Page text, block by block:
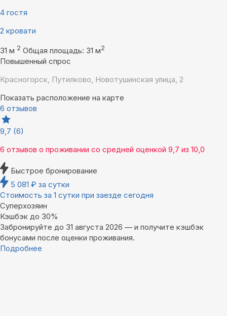
4 гостя
2 кровати
31 м 2 Общая площадь: 31 м2
Повышенный спрос
Красногорск, Путилково, Новотушинская улица, 2
Показать расположение на карте
6 отзывов
9,7 (6)
6 отзывов о проживании со средней оценкой 9,7 из 10,0
Быстрое бронирование
5 081 ₽ за сутки
Стоимость за 1 сутки при заезде сегодня
Суперхозяин
Кэшбэк до 30%
Забронируйте до 31 августа 2026 — и получите кэшбэк
бонусами после оценки проживания.
Подробнее